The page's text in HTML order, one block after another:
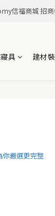
福商城，是信義
信福商城 招
具 建材